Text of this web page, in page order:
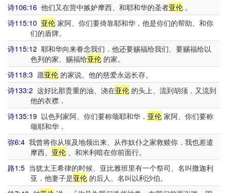
诗106:16 他们又在营中嫉妒摩西、和耶和华的圣者亚伦 。
诗115:10 亚伦 家阿、你们要倚靠耶和华．他是你们的帮助、和你
们的盾牌。
诗115:12 耶和华向来眷念我们．他还要赐福给我们、要赐福给以
色列的家、赐福给亚伦的家。
诗118:3 愿亚伦 的家说、他的慈爱永远长存。
诗133:2 这好比那贵重的油、浇在亚伦 的头上、流到胡须．又流到
他的衣襟．
诗135:19 以色列家阿、你们要称颂耶和华． 亚伦 家阿、你们要称
颂耶和华．
弥6:4 我曾将你从埃及地领出来、从作奴仆之家救赎你．我也差遣
摩西、 亚伦、和米利暗在你前面行。
路1:5 当犹太王希律的时候、亚比雅班里有一个祭司、名叫撒迦利
亚．他妻子是亚伦的后人、名叫以利沙伯。